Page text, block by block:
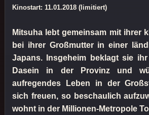
Kinostart: 11.01.2018 (limitiert)
Mitsuha lebt gemeinsam mit ihrer
bei ihrer Großmutter in einer
Japans. Insgeheim beklagt sie
Dasein in der Provinz und
aufregendes Leben in der
sich freuen, so beschaulich
wohnt in der Millionen-Metropole